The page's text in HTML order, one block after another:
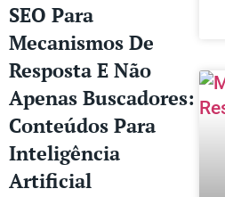
SEO Para
Mecanismos De
Resposta E Não
Apenas Buscadores:
Conteúdos Para
Inteligência
Artificial